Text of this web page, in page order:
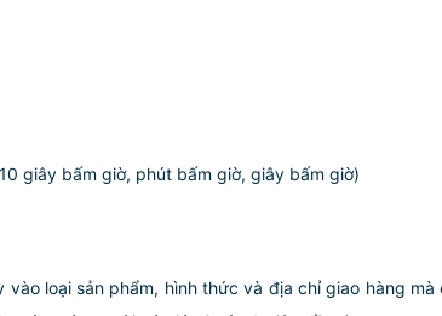
giây bấm giờ, phút bấm giờ, giây bấm giờ)
loại sản phẩm, hình thức và địa chỉ giao hàng